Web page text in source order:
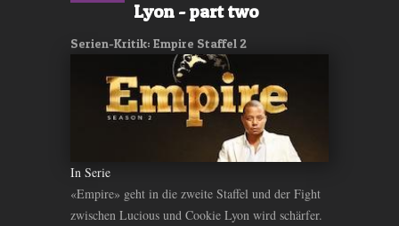
Lyon - part two
Serien-Kritik: Empire Staffel 2
In Serie
«Empire» geht in die zweite Staffel und der Fight
zwischen Lucious und Cookie Lyon wird schärfer.